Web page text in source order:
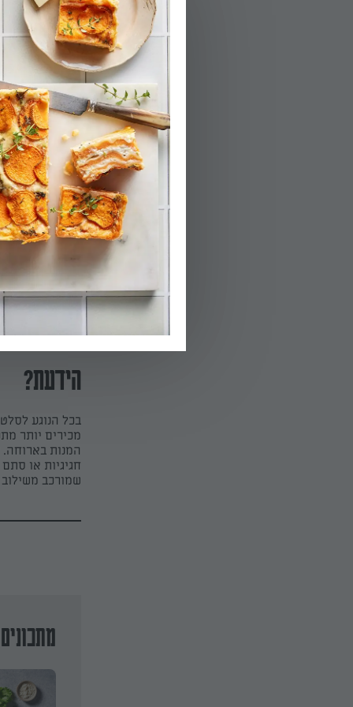
02.
מפזרים את
03.
מפזרים מעל
04.
מקלפים את
05.
מערבבים את כל
06.
בתאבון!
הידעת?
בכל הנוגע
מכירים יותר
המנות
חגיגיות או
שמורכב